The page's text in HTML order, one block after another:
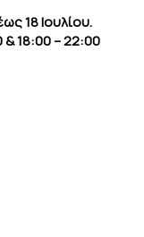
18 Ιουλίου.
& 18:00 – 22:00